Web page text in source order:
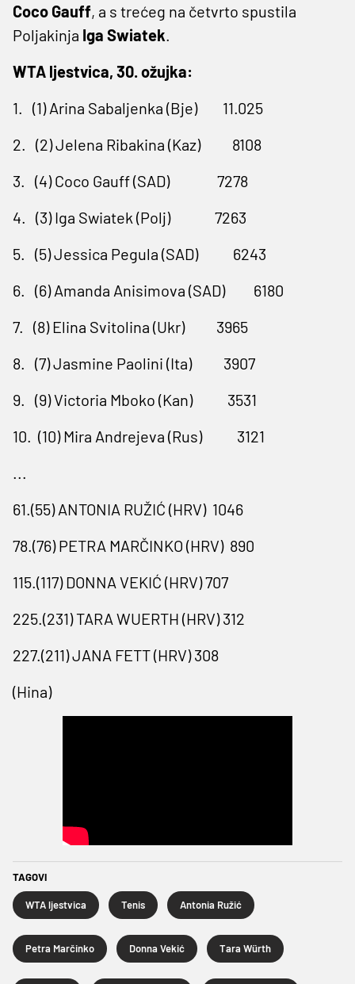
Coco Gauff, a s trećeg na četvrto spustila
Poljakinja Iga Swiatek.
WTA ljestvica, 30. ožujka:
1. (1) Arina Sabaljenka (Bje)
11.025
2. (2) Jelena Ribakina (Kaz)
8108
3. (4) Coco Gauff (SAD)
7278
4. (3) Iga Swiatek (Polj)
7263
5. (5) Jessica Pegula (SAD)
6243
6. (6) Amanda Anisimova (SAD)
6180
7. (8) Elina Svitolina (Ukr)
3965
8. (7) Jasmine Paolini (Ita)
3907
9. (9) Victoria Mboko (Kan)
3531
10. (10) Mira Andrejeva (Rus)
3121
...
61.(55) ANTONIA RUŽIĆ (HRV) 1046
78.(76) PETRA MARČINKO (HRV) 890
115.(117) DONNA VEKIĆ (HRV) 707
225.(231) TARA WUERTH (HRV) 312
227.(211) JANA FETT (HRV) 308
(Hina)
TAGOVI
WTA ljestvica Tenis Antonia Ružić
Petra Marčinko Donna Vekić Tara Würth